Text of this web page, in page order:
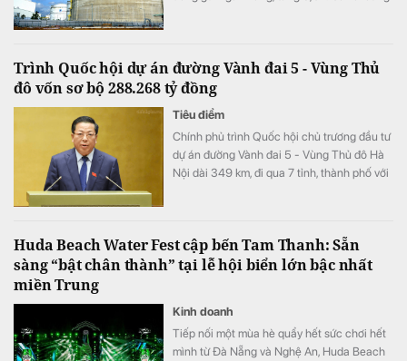
Trình Quốc hội dự án đường Vành đai 5 - Vùng Thủ
đô vốn sơ bộ 288.268 tỷ đồng
Tiêu điểm
Chính phủ trình Quốc hội chủ trương đầu tư
dự án đường Vành đai 5 - Vùng Thủ đô Hà
Nội dài 349 km, đi qua 7 tỉnh, thành phố với
vùng.
Huda Beach Water Fest cập bến Tam Thanh: Sẵn
sàng “bật chân thành” tại lễ hội biển lớn bậc nhất
miền Trung
Kinh doanh
Tiếp nối một mùa hè quẩy hết sức chơi hết
mình từ Đà Nẵng và Nghệ An, Huda Beach